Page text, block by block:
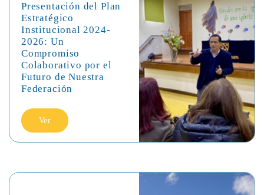
Presentación del Plan
Estratégico
Institucional 2024-
2026: Un
Compromiso
Colaborativo por el
Futuro de Nuestra
Federación
Ver